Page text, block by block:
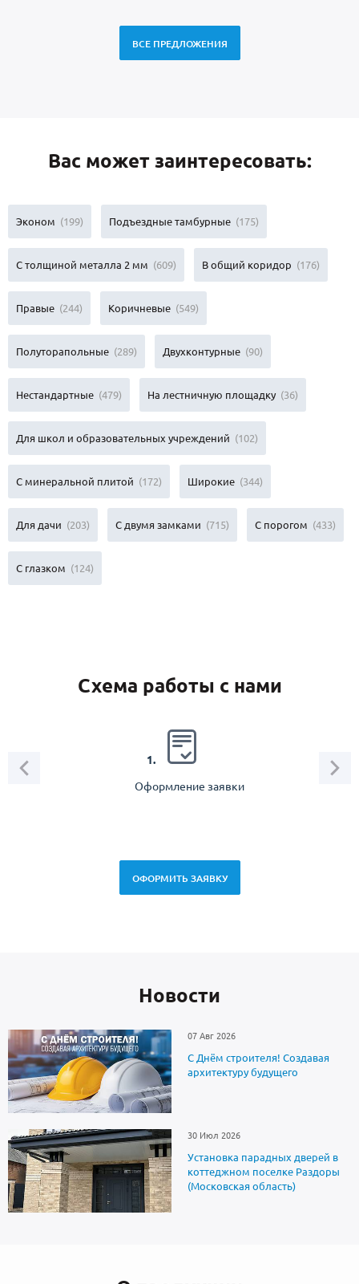
ВСЕ ПРЕДЛОЖЕНИЯ
Вас может заинтересовать:
Эконом (199) Подъездные тамбурные (175)
С толщиной металла 2 мм (609) В общий коридор (176)
Правые (244) Коричневые (549)
Полуторапольные (289) Двухконтурные (90)
Нестандартные (479) На лестничную площадку (36)
Для школ и образовательных учреждений (102)
С минеральной плитой (172) Широкие (344)
Для дачи (203) С двумя замками (715) С порогом (433)
С глазком (124)
Схема работы с нами
1.
Оформление заявки
ОФОРМИТЬ ЗАЯВКУ
Новоcти
07 Авг 2026
С Днём строителя! Создавая
архитектуру будущего
30 Июл 2026
Установка парадных дверей в
коттеджном поселке Раздоры
(Московская область)